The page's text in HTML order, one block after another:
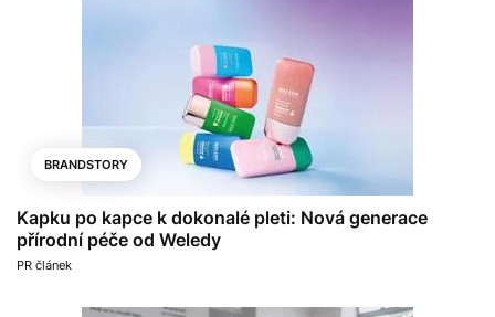
BRANDSTORY
Kapku po kapce k dokonalé pleti: Nová generace
přírodní péče od Weledy
PR článek